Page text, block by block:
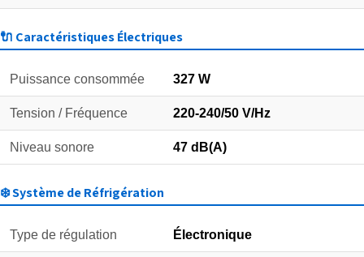
🔌 Caractéristiques Électriques
Puissance consommée 327 W
Tension / Fréquence 220-240/50 V/Hz
Niveau sonore 47 dB(A)
❄️ Système de Réfrigération
Type de régulation Électronique